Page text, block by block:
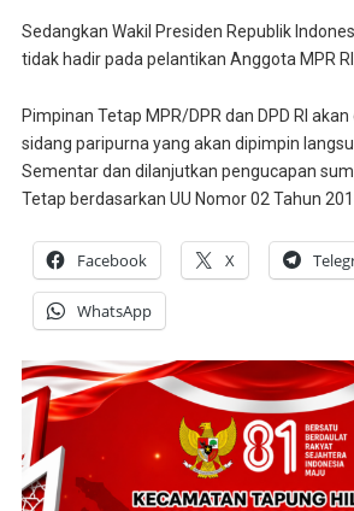
Sedangkan Wakil Presiden Republik
tidak hadir pada pelantikan Anggota MPR RI,
Pimpinan Tetap MPR/DPR dan DPD RI
sidang paripurna yang akan dipimpin
Sementar dan dilanjutkan pengucapan
Tetap berdasarkan UU Nomor 02 Tahun
Facebook X
WhatsApp